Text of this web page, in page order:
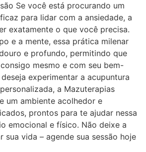
Se você está procurando um
para lidar com a ansiedade, a
exatamente o que você precisa.
e a mente, essa prática milenar
e profundo, permitindo que
mesmo e com seu bem-
experimentar a acupuntura
a Mazuterapias
um ambiente acolhedor e
prontos para te ajudar nessa
emocional e físico. Não deixe a
sua vida – agende sua sessão hoje